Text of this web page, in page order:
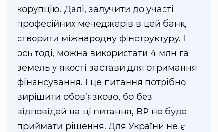
корупцію. Далі, залучити до участі
професійних менеджерів в цей банк,
створити міжнародну фінструктуру. І
ось тоді, можна використати 4 млн га
земель у якості застави для отримання
фінансування. І це питання потрібно
вирішити обов’язково, бо без
відповідей на ці питання, ВР не буде
приймати рішення. Для України не є